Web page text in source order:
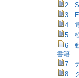
2
3
4
5
6 動
書籍
7 デ
8 ク